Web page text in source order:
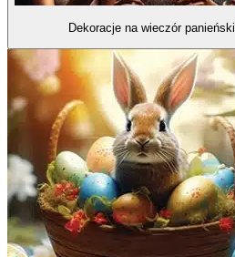
Dekoracje na wieczór panieński